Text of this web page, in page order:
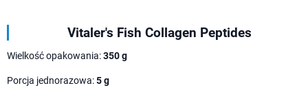
Vitaler's Fish Collagen Peptides
Wielkość opakowania:350 g
Porcja jednorazowa:5 g